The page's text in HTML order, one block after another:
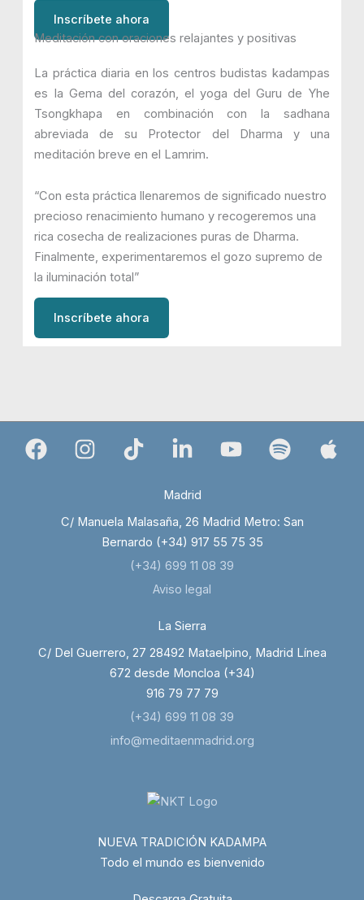
Inscríbete ahora
Meditación con oraciones relajantes y positivas
La práctica diaria en los centros budistas kadampas
es la Gema del corazón, el yoga del Guru de Yhe
Tsongkhapa en combinación con la sadhana
abreviada de su Protector del Dharma y una
meditación breve en el Lamrim.
“Con esta práctica llenaremos de significado nuestro
precioso renacimiento humano y recogeremos una
rica cosecha de realizaciones puras de Dharma.
Finalmente, experimentaremos el gozo supremo de
la iluminación total”
Inscríbete ahora
Madrid
C/ Manuela Malasaña, 26 Madrid Metro: San
Bernardo (+34) 917 55 75 35
(+34) 699 11 08 39
Aviso legal
La Sierra
C/ Del Guerrero, 27 28492 Mataelpino, Madrid Línea
672 desde Moncloa (+34)
916 79 77 79
(+34) 699 11 08 39
info@meditaenmadrid.org
NUEVA TRADICIÓN KADAMPA
Todo el mundo es bienvenido